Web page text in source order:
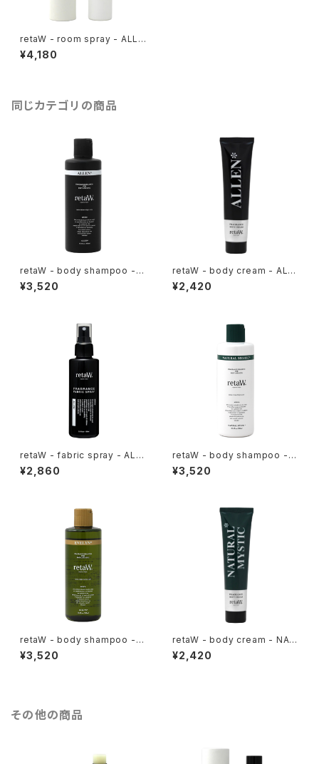
retaW - room spray - ALLE
N*
¥4,180
同じカテゴリの商品
retaW - body shampoo - A
LLEN*
¥3,520
retaW - body cream - ALLE
N*
¥2,420
retaW - fabric spray - ALL
EN*
¥2,860
retaW - body shampoo - N
ATURAL MYSTIC*
¥3,520
retaW - body shampoo - E
VELYN*
¥3,520
retaW - body cream - NAT
URAL MYSTIC*
¥2,420
その他の商品